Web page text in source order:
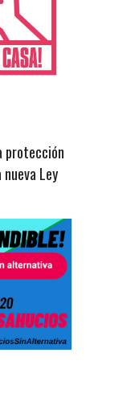
protección
Ley